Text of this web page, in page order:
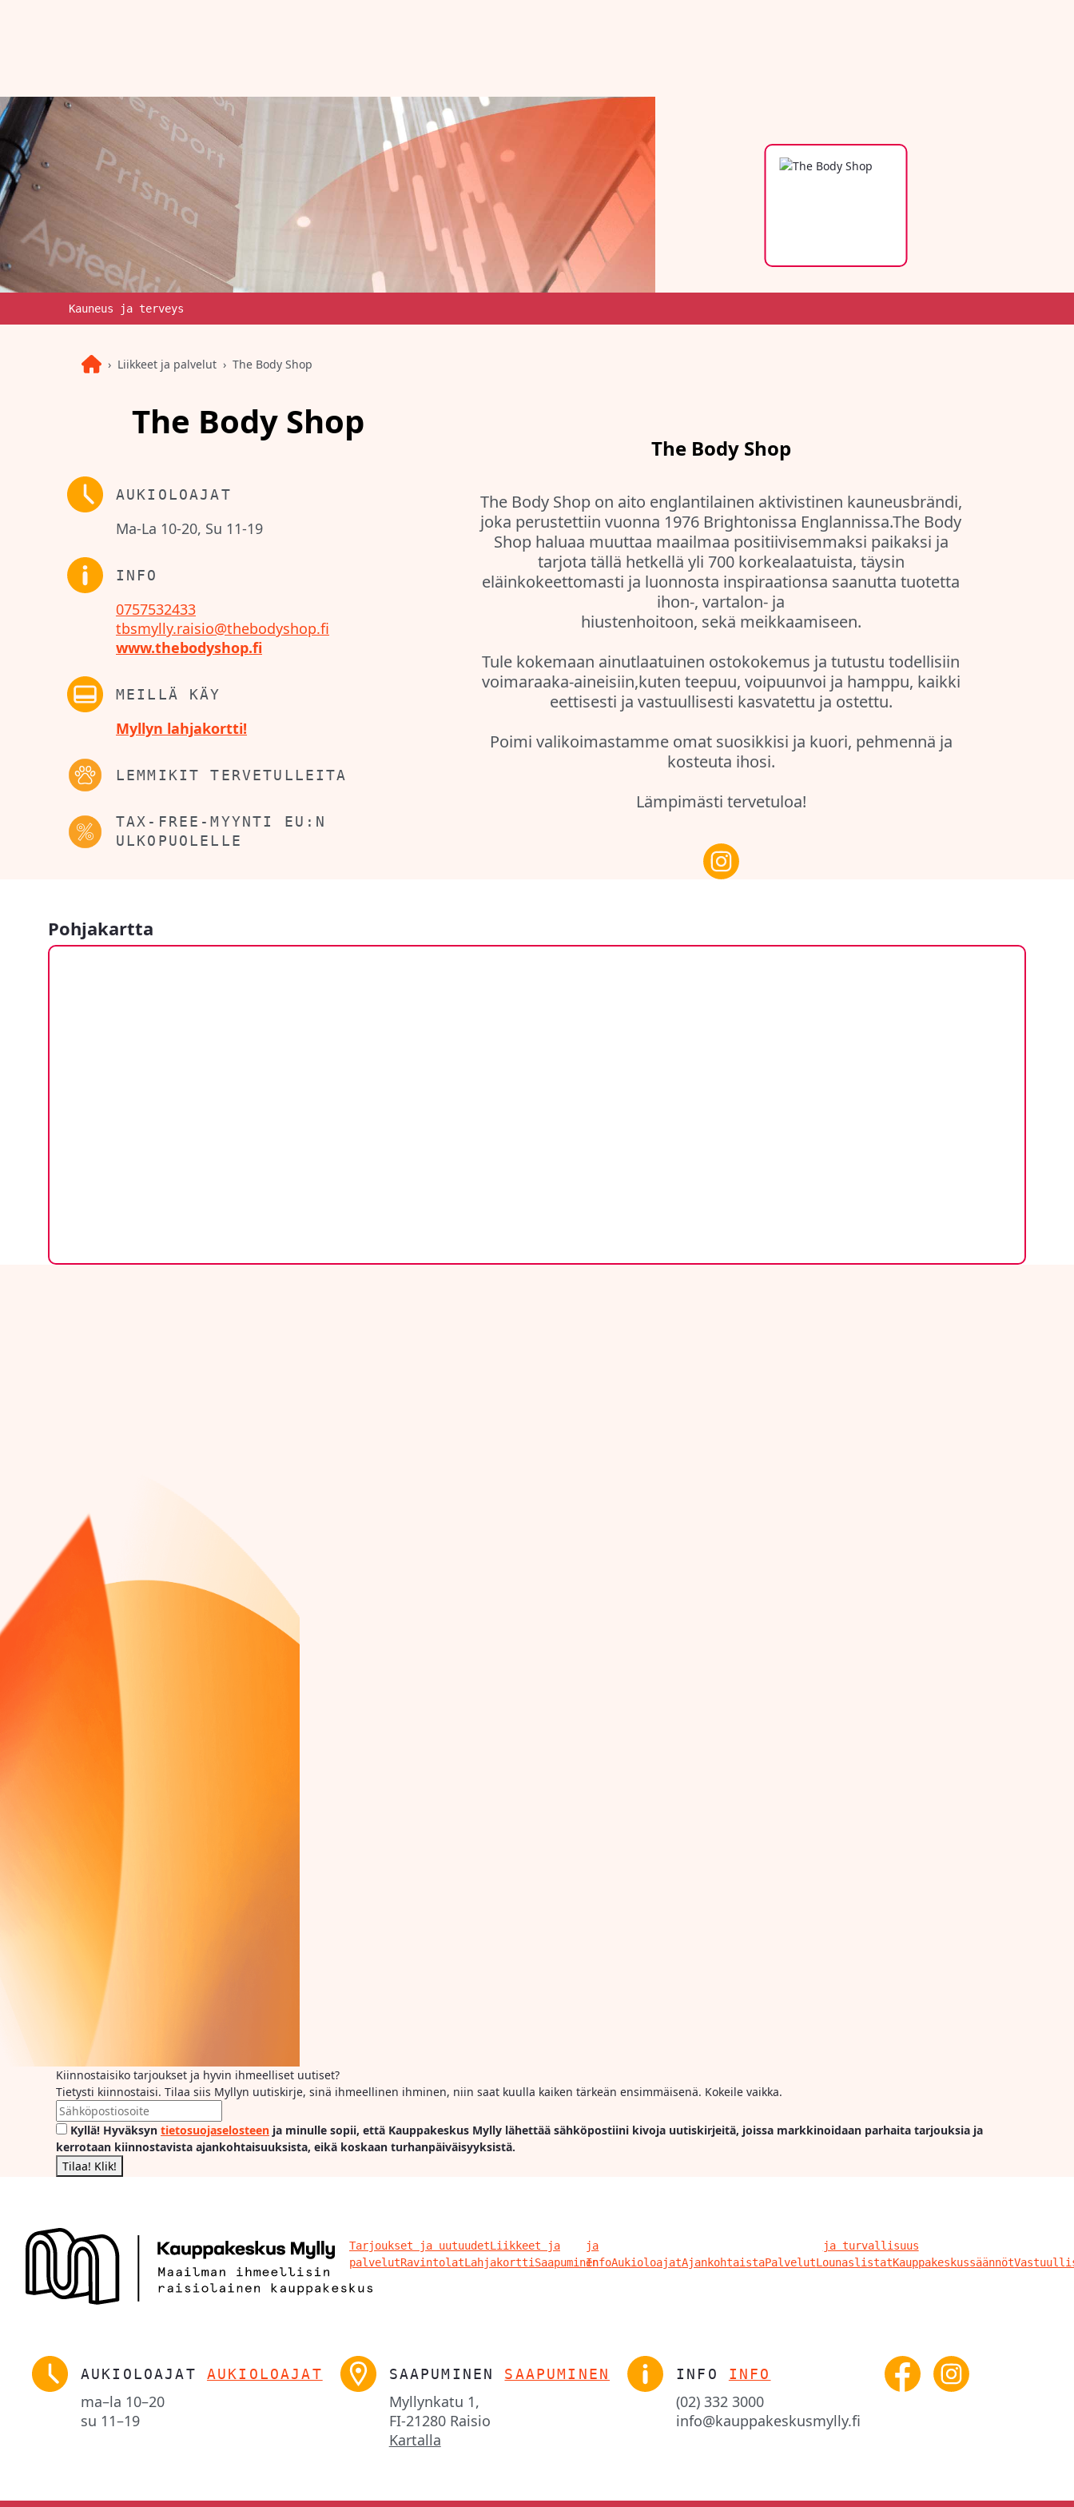
Kauneus ja terveys
Liikkeet ja palvelut The Body Shop
The Body Shop
AUKIOLOAJAT
Ma-La 10-20, Su 11-19
INFO
0757532433
tbsmylly.raisio@thebodyshop.fi
www.thebodyshop.fi
MEILLÄ KÄY
Myllyn lahjakortti!
LEMMIKIT TERVETULLEITA
TAX-FREE-MYYNTI EU:N
ULKOPUOLELLE
The Body Shop
The Body Shop on aito englantilainen aktivistinen kauneusbrändi,
joka perustettiin vuonna 1976 Brightonissa Englannissa.The Body
Shop haluaa muuttaa maailmaa positiivisemmaksi paikaksi ja
tarjota tällä hetkellä yli 700 korkealaatuista, täysin
eläinkokeettomasti ja luonnosta inspiraationsa saanutta tuotetta
ihon-, vartalon- ja
hiustenhoitoon, sekä meikkaamiseen.
Tule kokemaan ainutlaatuinen ostokokemus ja tutustu todellisiin
voimaraaka-aineisiin,kuten teepuu, voipuunvoi ja hamppu, kaikki
eettisesti ja vastuullisesti kasvatettu ja ostettu.
Poimi valikoimastamme omat suosikkisi ja kuori, pehmennä ja
kosteuta ihosi.
Lämpimästi tervetuloa!
Pohjakartta
Kiinnostaisiko tarjoukset ja hyvin ihmeelliset uutiset?
Tietysti kiinnostaisi. Tilaa siis Myllyn uutiskirje, sinä ihmeellinen ihminen, niin saat kuulla kaiken tärkeän ensimmäisenä. Kokeile vaikka.
Kyllä! Hyväksyn tietosuojaselosteen ja minulle sopii, että Kauppakeskus Mylly lähettää sähköpostiini kivoja uutiskirjeitä, joissa markkinoidaan parhaita tarjouksia ja
kerrotaan kiinnostavista ajankohtaisuuksista, eikä koskaan turhanpäiväisyyksistä.
Tarjoukset ja uutuudetLiikkeet ja
palvelutRavintolatLahjakorttiSaapuminen
ja
InfoAukioloajatAjankohtaistaPalvelutLounaslistatKauppakeskussäännöt
ja turvallisuus
AUKIOLOAJAT AUKIOLOAJAT
ma–la 10–20
su 11–19
SAAPUMINEN SAAPUMINEN
Myllynkatu 1,
FI-21280 Raisio
Kartalla
INFO INFO
(02) 332 3000
info@kauppakeskusmylly.fi